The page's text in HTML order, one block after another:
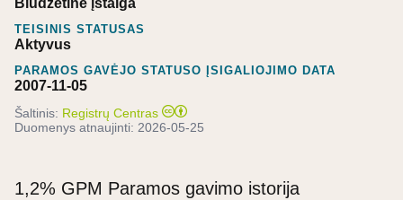
TEISINIS STATUSAS
Aktyvus
PARAMOS GAVĖJO STATUSO ĮSIGALIOJIMO DATA
2007-11-05
Šaltinis: Registrų Centras
Duomenys atnaujinti: 2026-05-25
1,2% GPM Paramos gavimo istorija